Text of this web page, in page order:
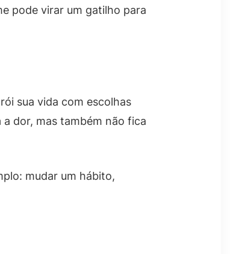
pode virar um gatilho para
sua vida com escolhas
dor, mas também não fica
mudar um hábito,